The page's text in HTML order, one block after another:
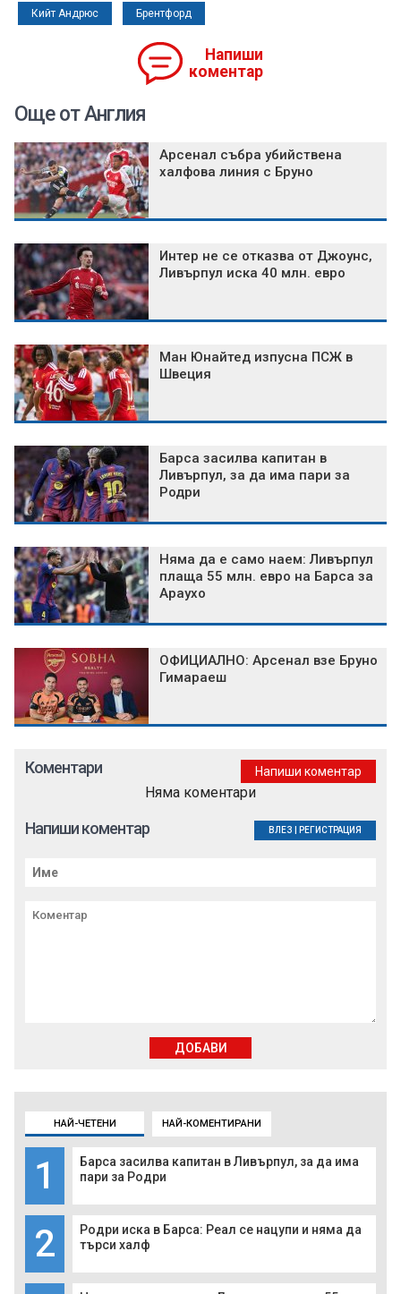
Кийт Андрюс Брентфорд
Напиши
коментар
НАЙ-ЧЕТЕНИ НАЙ-КОМЕНТИРАНИ
1
Барса засилва капитан в Ливърпул, за да има
пари за Родри
2
Родри иска в Барса: Реал се нацупи и няма да
търси халф
Още от Англия
Арсенал събра убийствена
халфова линия с Бруно
Интер не се отказва от Джоунс,
Ливърпул иска 40 млн. евро
Ман Юнайтед изпусна ПСЖ в
Швеция
Барса засилва капитан в
Ливърпул, за да има пари за
Родри
Няма да е само наем: Ливърпул
плаща 55 млн. евро на Барса за
Араухо
ОФИЦИАЛНО: Арсенал взе Бруно
Гимараеш
Коментари Напиши коментар
Няма коментари
Напиши коментар ВЛЕЗ РЕГИСТРАЦИЯ
ДОБАВИ